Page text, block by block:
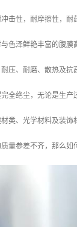
击性，耐摩擦性，
色泽鲜艳丰富的腹
压、耐磨、散热及
全绝尘，无论是生产
类、光学材料及装
量参差不齐，那么如